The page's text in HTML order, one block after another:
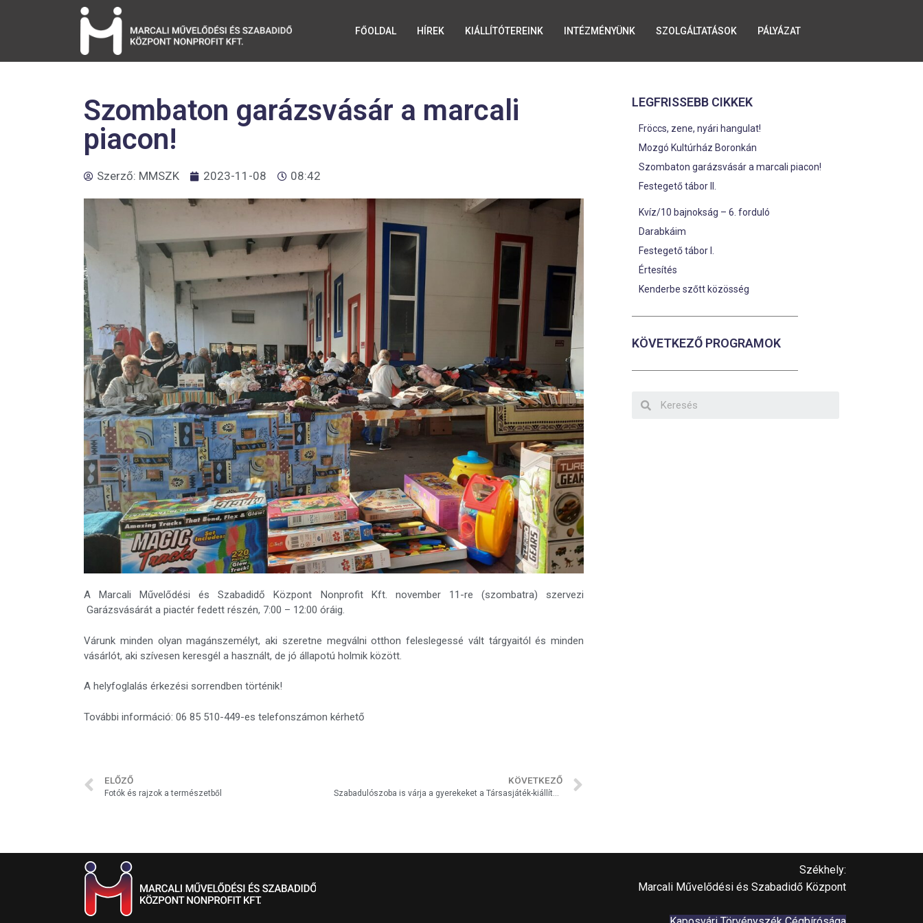
FŐOLDAL HÍREK KIÁLLÍTÓTEREINK INTÉZMÉNYÜNK SZOLGÁLTATÁSOK PÁLYÁZAT
Szombaton garázsvásár a marcali
piacon!
Szerző: MMSZK 2023-11-08 08:42
A Marcali Művelődési és Szabadidő Központ Nonprofit Kft. november 11-re (szombatra) szervezi
Garázsvásárát a piactér fedett részén, 7:00 – 12:00 óráig.
Várunk minden olyan magánszemélyt, aki szeretne megválni otthon feleslegessé vált tárgyaitól és minden
vásárlót, aki szívesen keresgél a használt, de jó állapotú holmik között.
A helyfoglalás érkezési sorrendben történik!
További információ: 06 85 510-449-es telefonszámon kérhető
ELŐZŐ
Fotók és rajzok a természetből
KÖVETKEZŐ
LEGFRISSEBB CIKKEK
Fröccs, zene, nyári hangulat!
Mozgó Kultúrház Boronkán
Szombaton garázsvásár a marcali piacon!
Festegető tábor II.
Kvíz/10 bajnokság – 6. forduló
Darabkáim
Festegető tábor I.
Értesítés
Kenderbe szőtt közösség
KÖVETKEZŐ PROGRAMOK
Székhely:
Marcali Művelődési és Szabadidő Központ